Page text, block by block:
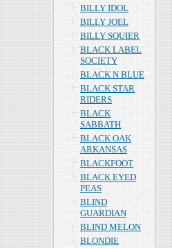
BILLY IDOL
BILLY JOEL
BILLY SQUIER
BLACK LABEL
SOCIETY
BLACK N BLUE
BLACK STAR
RIDERS
BLACK
SABBATH
BLACK OAK
ARKANSAS
BLACKFOOT
BLACK EYED
PEAS
BLIND
GUARDIAN
BLIND MELON
BLONDIE